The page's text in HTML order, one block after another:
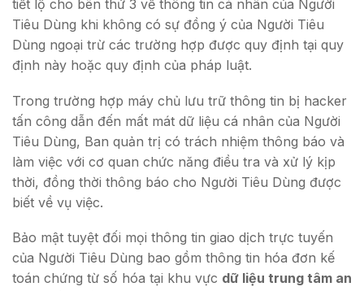
tiết lộ cho bên thứ 3 về thông tin cá nhân của Người
Tiêu Dùng khi không có sự đồng ý của Người Tiêu
Dùng ngoại trừ các trường hợp được quy định tại quy
định này hoặc quy định của pháp luật.
Trong trường hợp máy chủ lưu trữ thông tin bị hacker
tấn công dẫn đến mất mát dữ liệu cá nhân của Người
Tiêu Dùng, Ban quản trị có trách nhiệm thông báo và
làm việc với cơ quan chức năng điều tra và xử lý kịp
thời, đồng thời thông báo cho Người Tiêu Dùng được
biết về vụ việc.
Bảo mật tuyệt đối mọi thông tin giao dịch trực tuyến
của Người Tiêu Dùng bao gồm thông tin hóa đơn kế
toán chứng từ số hóa tại khu vực dữ liệu trung tâm an